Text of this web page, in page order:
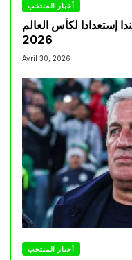
أخبار المنتخب
إستعدادا لكأس العالم
2026
Avril 30, 2026
أخبار المنتخب